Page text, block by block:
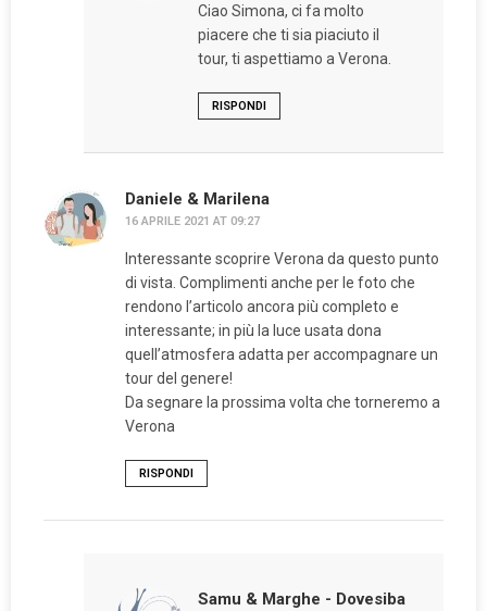
Ciao Simona, ci fa molto
piacere che ti sia piaciuto il
tour, ti aspettiamo a Verona.
RISPONDI
Daniele & Marilena
16 APRILE 2021 AT 09:27
Interessante scoprire Verona da questo punto
di vista. Complimenti anche per le foto che
rendono l’articolo ancora più completo e
interessante; in più la luce usata dona
quell’atmosfera adatta per accompagnare un
tour del genere!
Da segnare la prossima volta che torneremo a
Verona
RISPONDI
Samu & Marghe - Dovesiba